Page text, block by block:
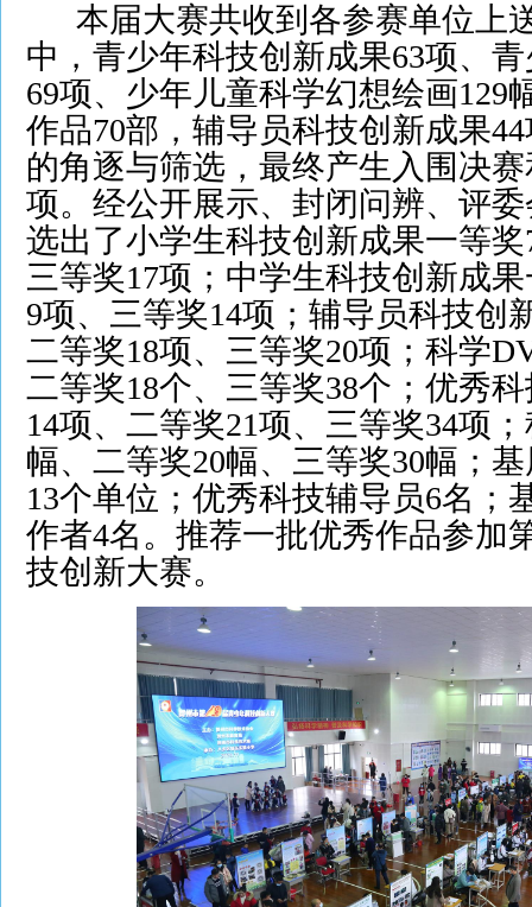
本届大赛共收到各参赛单位上
中，青少年科技创新成果63项、
69项、少年儿童科学幻想绘画129
作品70部，辅导员科技创新成果
的角逐与筛选，最终产生入围决
项。经公开展示、封闭问辨、评
选出了小学生科技创新成果一等
三等奖17项；中学生科技创新成
9项、三等奖14项；辅导员科技创
二等奖18项、三等奖20项；科学
二等奖18个、三等奖38个；优秀
14项、二等奖21项、三等奖34项
幅、二等奖20幅、三等奖30幅；
13个单位；优秀科技辅导员6名；
作者4名。推荐一批优秀作品参加
技创新大赛。